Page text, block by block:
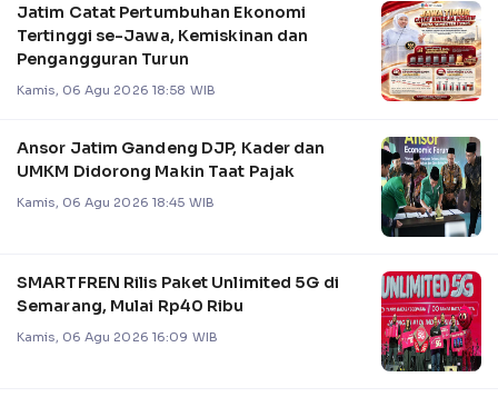
Jatim Catat Pertumbuhan Ekonomi
Tertinggi se-Jawa, Kemiskinan dan
Pengangguran Turun
Kamis, 06 Agu 2026 18:58 WIB
Ansor Jatim Gandeng DJP, Kader dan
UMKM Didorong Makin Taat Pajak
Kamis, 06 Agu 2026 18:45 WIB
SMARTFREN Rilis Paket Unlimited 5G di
Semarang, Mulai Rp40 Ribu
Kamis, 06 Agu 2026 16:09 WIB